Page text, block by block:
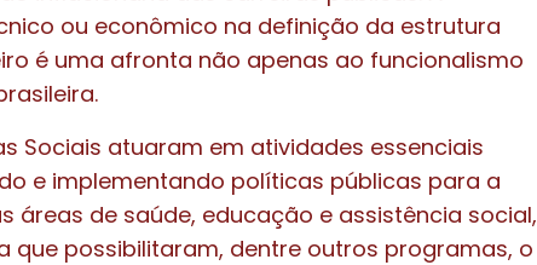
ou econômico na definição da estrutura
é uma afronta não apenas ao funcionalismo
Sociais atuaram em atividades essenciais
e implementando políticas públicas para a
áreas de saúde, educação e assistência social,
que possibilitaram, dentre outros programas, o